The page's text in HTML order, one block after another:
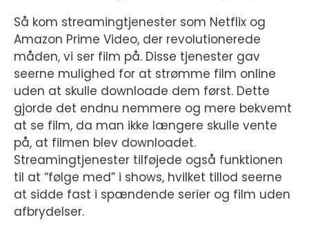
Så kom streamingtjenester som Netflix og
Amazon Prime Video, der revolutionerede
måden, vi ser film på. Disse tjenester gav
seerne mulighed for at strømme film online
uden at skulle downloade dem først. Dette
gjorde det endnu nemmere og mere bekvemt
at se film, da man ikke længere skulle vente
på, at filmen blev downloadet.
Streamingtjenester tilføjede også funktionen
til at “følge med” i shows, hvilket tillod seerne
at sidde fast i spændende serier og film uden
afbrydelser.